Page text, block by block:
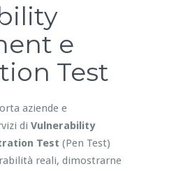
e
Test
aziende e
di Vulnerability
Test (Pen Test)
reali, dimostrarne